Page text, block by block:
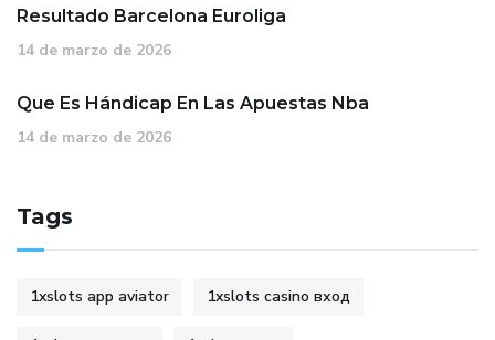
Resultado Barcelona Euroliga
14 de marzo de 2026
Que Es Hándicap En Las Apuestas Nba
14 de marzo de 2026
Tags
1xslots app aviator 1xslots casino вход